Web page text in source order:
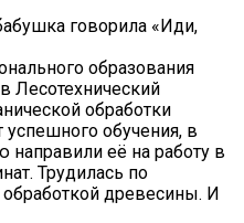
говорила «Иди,
образования
Лесотехнический
обработки
обучения, в
направили её на работу в
Трудилась по
обработкой древесины. И